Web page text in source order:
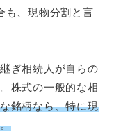
も、現物分割と言
ぎ相続人が自らの
株式の一般的な相
銘柄なら、特に現